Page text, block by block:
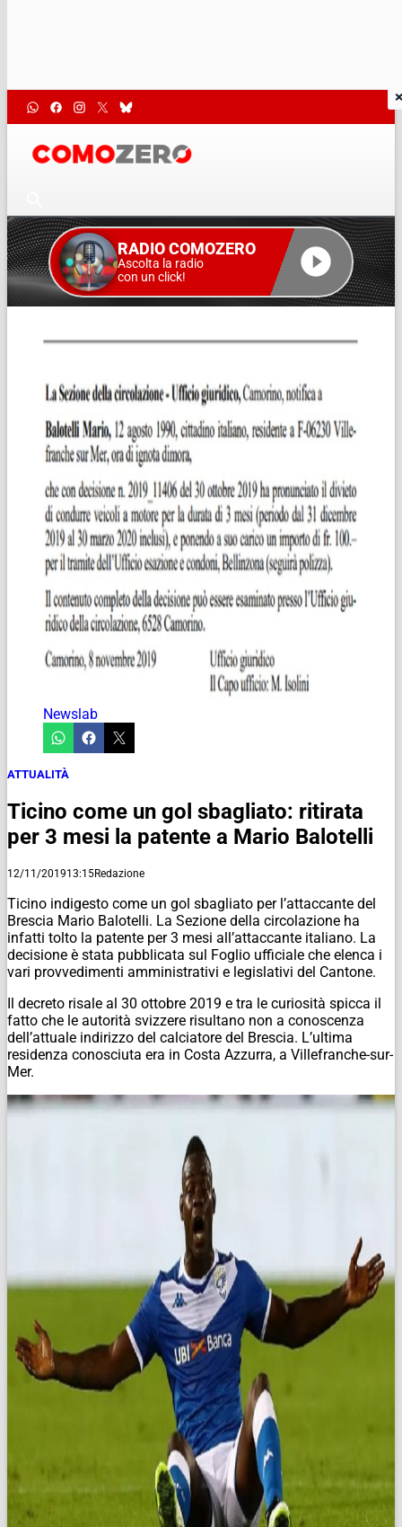
RADIO COMOZERO
Ascolta la radio
con un click!
Newslab
ATTUALITÀ
Ticino come un gol sbagliato: ritirata
per 3 mesi la patente a Mario Balotelli
12/11/201913:15Redazione
Ticino indigesto come un gol sbagliato per l’attaccante del
Brescia Mario Balotelli. La Sezione della circolazione ha
infatti tolto la patente per 3 mesi all’attaccante italiano. La
decisione è stata pubblicata sul Foglio ufficiale che elenca i
vari provvedimenti amministrativi e legislativi del Cantone.
Il decreto risale al 30 ottobre 2019 e tra le curiosità spicca il
fatto che le autorità svizzere risultano non a conoscenza
dell’attuale indirizzo del calciatore del Brescia. L’ultima
residenza conosciuta era in Costa Azzurra, a Villefranche-sur-
Mer.